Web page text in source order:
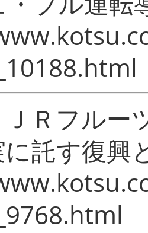
Ｒフルー
託す復興